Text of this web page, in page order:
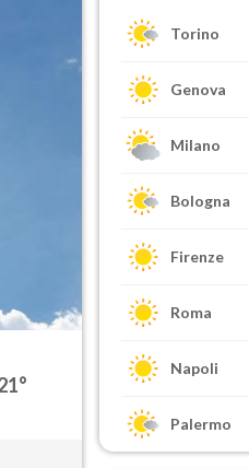
Torino
Genova
Milano
Bologna
Firenze
Roma
Napoli
Palermo